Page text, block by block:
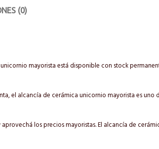
(0)
mayorista está disponible con stock
el alcancía de cerámica unicornio mayorista es uno
los precios mayoristas. El alcancía de